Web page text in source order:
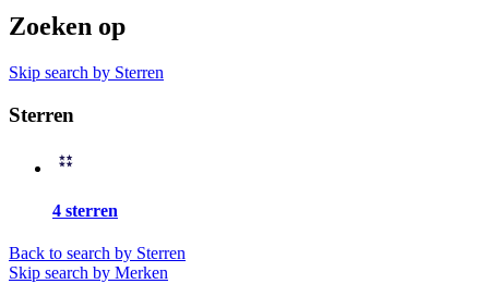
Zoeken op
Skip search by Sterren
Sterren
4 sterren
Back to search by Sterren
Skip search by Merken